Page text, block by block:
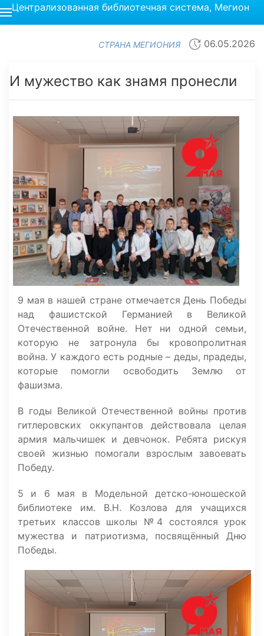
Централизованная библиотечная система, Мегион
СТРАНА МЕГИОНИЯ 06.05.2026
И мужество как знамя пронесли
9 мая в нашей стране отмечается День Победы
над фашистской Германией в Великой
Отечественной войне. Нет ни одной семьи,
которую не затронула бы кровопролитная
война. У каждого есть родные – деды, прадеды,
которые помогли освободить Землю от
фашизма.
В годы Великой Отечественной войны против
гитлеровских оккупантов действовала целая
армия мальчишек и девчонок. Ребята рискуя
своей жизнью помогали взрослым завоевать
Победу.
5 и 6 мая в Модельной детско-юношеской
библиотеке им. В.Н. Козлова для учащихся
третьих классов школы №4 состоялся урок
мужества и патриотизма, посвящённый Дню
Победы.